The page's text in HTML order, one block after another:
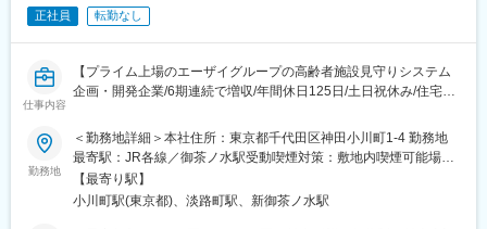
正社員 転勤なし
仕事内容
【プライム上場のエーザイグループの高齢者施設見守りシステム
企画・開発企業/6期連続で増収/年間休日125日/土日祝休み/住宅手
■業務概要：
当社の管理部門における全体統括のマネジメントとしての活躍を
期待しています。当社は管理部門における変革期を迎えており、
組織ごとの適切な業務采配、および管理部門領域における経営の
サポート等業務は多岐にわたります。
勤務地
＜勤務地詳細＞本社住所：東京都千代田区神田小川町1-4 勤務地
最寄駅：JR各線／御茶ノ水駅受動喫煙対策：敷地内喫煙可能場所
あり変更の範囲：会社の定める事業所（リモートワーク含む）
【最寄り駅】
小川町駅(東京都)、淡路町駅、新御茶ノ水駅